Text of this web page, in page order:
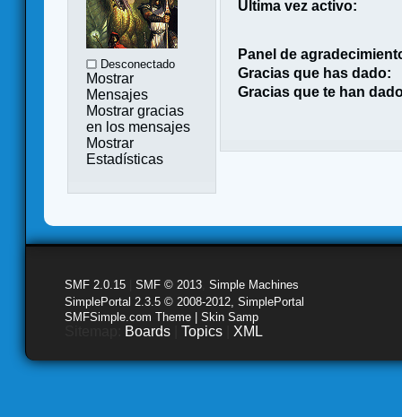
Desconectado
Mostrar
Mensajes
Mostrar gracias
en los mensajes
Mostrar
Estadísticas
Última vez activo:
Panel de
Gracias que has dado:
Gracias que te han
SMF 2.0.15 SMF © 2013 Simple Machines
SimplePortal 2.3.5 © 2008-2012, SimplePortal
SMFSimple.com Theme | Skin Samp
Boards Topics XML